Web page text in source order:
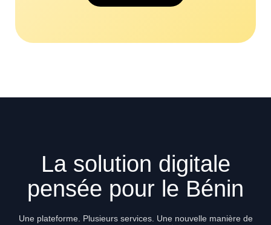
La solution digitale
pensée pour le Bénin
Une plateforme. Plusieurs services. Une nouvelle manière de